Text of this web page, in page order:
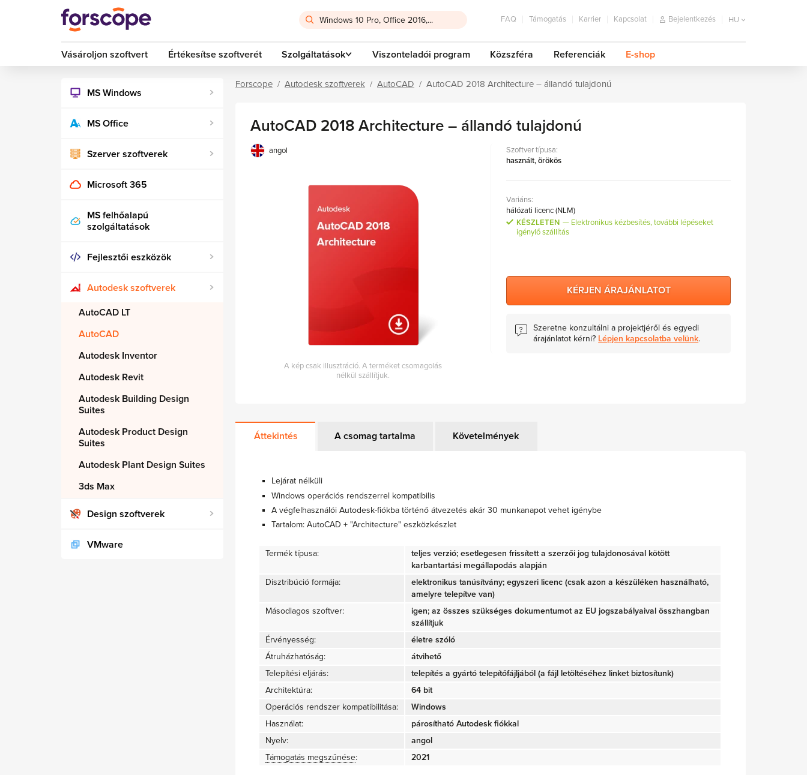
FAQ Támogatás Karrier Kapcsolat Bejelentkezés HU
Vásároljon szoftvert Értékesítse szoftverét Szolgáltatások Viszonteladói program Közszféra Referenciák E-shop
MS Windows
MS Office
Szerver szoftverek
Microsoft 365
MS felhőalapú
szolgáltatások
Fejlesztői eszközök
Autodesk szoftverek
AutoCAD LT
AutoCAD
Autodesk Inventor
Autodesk Revit
Autodesk Building Design
Suites
Autodesk Product Design
Suites
Autodesk Plant Design Suites
3ds Max
Design szoftverek
VMware
Forscope Autodesk szoftverek AutoCAD AutoCAD 2018 Architecture – állandó tulajdonú
AutoCAD 2018 Architecture – állandó tulajdonú
angol
A kép csak illusztráció. A terméket csomagolás
nélkül szállítjuk.
Szoftver típusa:
használt, örökös
Variáns:
hálózati licenc (NLM)
KÉSZLETEN
Elektronikus kézbesítés, további lépéseket
igénylő szállítás
KÉRJEN ÁRAJÁNLATOT
Szeretne konzultálni a projektjéről és egyedi
árajánlatot kérni? Lépjen kapcsolatba velünk.
Áttekintés A csomag tartalma Követelmények
Lejárat nélküli
Windows operációs rendszerrel kompatibilis
A végfelhasználói Autodesk-fiókba történő átvezetés akár 30 munkanapot vehet igénybe
Tartalom: AutoCAD + "Architecture" eszközkészlet
Termék típusa:
teljes verzió; esetlegesen frissített a szerzői jog tulajdonosával kötött
karbantartási megállapodás alapján
Disztribúció formája:
elektronikus tanúsítvány; egyszeri licenc (csak azon a készüléken használható,
amelyre telepítve van)
Másodlagos szoftver:
igen; az összes szükséges dokumentumot az EU jogszabályaival összhangban
szállítjuk
Érvényesség:
életre szóló
Átruházhatóság:
átvihető
Telepítési eljárás:
telepítés a gyártó telepítőfájljából (a fájl letöltéséhez linket biztosítunk)
Architektúra:
64 bit
Operációs rendszer kompatibilitása:
Windows
Használat:
párosítható Autodesk fiókkal
Nyelv:
angol
Támogatás megszűnése: 2021